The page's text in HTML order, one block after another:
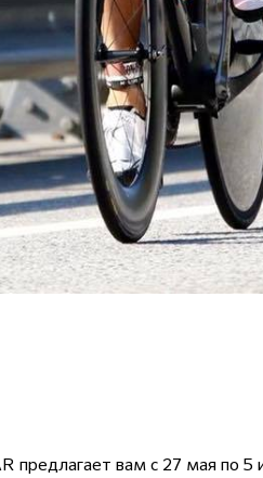
вам с 27 мая по 5